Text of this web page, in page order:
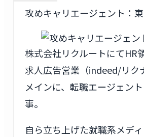
攻めキャリエージェント：
株式会社リクルートにてHR
求人広告営業（indeed/リク
メインに、転職エージェン
事。
自ら立ち上げた就職系メデ